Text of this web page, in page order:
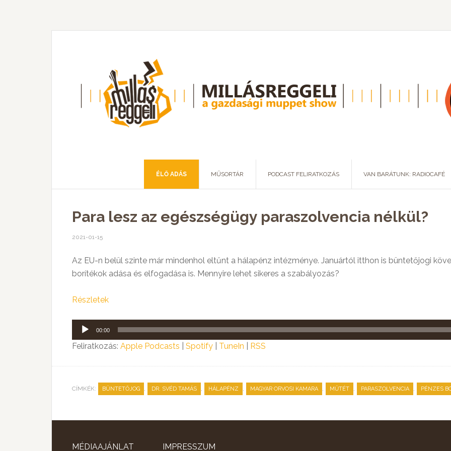
ÉLŐ ADÁS MŰSORTÁR PODCAST FELIRATKOZÁS VAN BARÁTUNK: RADIOCAFÉ
Para lesz az egészségügy paraszolvencia nélkül?
2021-01-15
Az EU-n belül szinte már mindenhol eltűnt a hálapénz intézménye. Januártól itthon is büntetőjogi
borítékok adása és elfogadása is. Mennyire lehet sikeres a szabályozás?
Részletek
Audió
lejátszó
00:00
Feliratkozás: Apple Podcasts Spotify TuneIn RSS
CÍMKÉK: BÜNTETŐJOG , DR. SVÉD TAMÁS , HÁLAPÉNZ , MAGYAR ORVOSI KAMARA , MŰTÉT , PARASZOLVENCIA , PÉNZES
MÉDIAAJÁNLAT IMPRESSZUM